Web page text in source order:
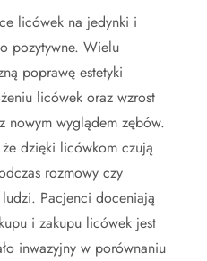
licówek na jedynki i
pozytywne. Wielu
poprawę estetyki
licówek oraz wzrost
nowym wyglądem zębów.
dzięki licówkom czują
rozmowy czy
Pacjenci doceniają
i zakupu licówek jest
inwazyjny w porównaniu